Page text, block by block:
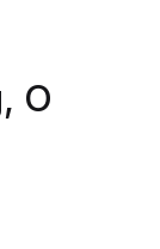
O